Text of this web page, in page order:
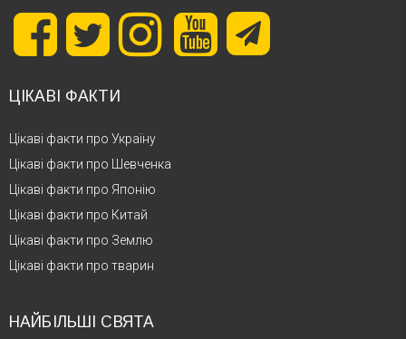
ЦІКАВІ ФАКТИ
Цікаві факти про Україну
Цікаві факти про Шевченка
Цікаві факти про Японію
Цікаві факти про Китай
Цікаві факти про Землю
Цікаві факти про тварин
НАЙБІЛЬШІ СВЯТА